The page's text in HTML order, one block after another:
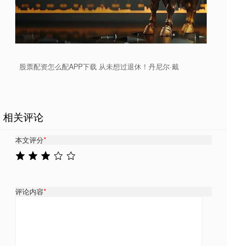
股票配资怎么配APP下载 从未想过退休！丹尼尔·戴
相关评论
本文评分*
评论内容*